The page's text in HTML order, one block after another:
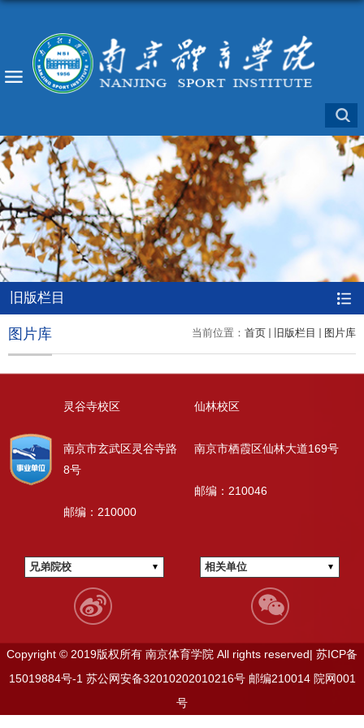
旧版栏目
当前位置： 首页 旧版栏目 图片库
图片库
灵谷寺校区
南京市玄武区灵谷寺路
8号
邮编：210000
仙林校区
南京市栖霞区仙林大道169号
邮编：210046
兄弟院校 相关单位
Copyright © 2019版权所有 南京体育学院 All rights reserved| 苏ICP备
15019884号-1苏公网安备32010202010216号邮编210014院网001
号